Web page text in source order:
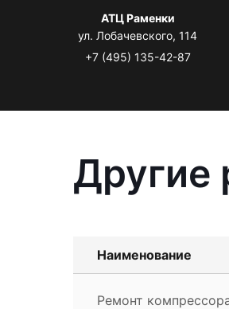
АТЦ Раменки
ул. Лобачевского, 114
+7 (495) 135-42-87
Другие
Наименование
Ремонт